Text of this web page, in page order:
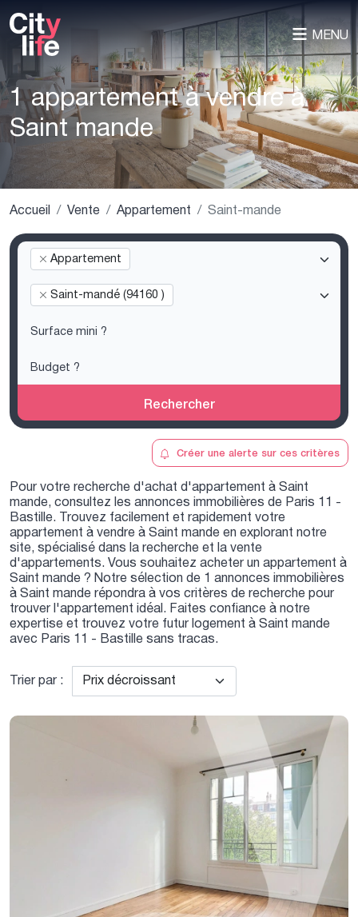
MENU
1 appartement à vendre à
Saint mande
Accueil Vente Appartement Saint-mande
Appartement
Saint-mandé (94160 )
Rechercher
Créer une alerte sur ces critères
Pour votre recherche d'achat d'appartement à Saint
mande, consultez les annonces immobilières de Paris 11 -
Bastille. Trouvez facilement et rapidement votre
appartement à vendre à Saint mande en explorant notre
site, spécialisé dans la recherche et la vente
d'appartements. Vous souhaitez acheter un appartement à
Saint mande ? Notre sélection de 1 annonces immobilières
à Saint mande répondra à vos critères de recherche pour
trouver l'appartement idéal. Faites confiance à notre
expertise et trouvez votre futur logement à Saint mande
avec Paris 11 - Bastille sans tracas.
Trier par :